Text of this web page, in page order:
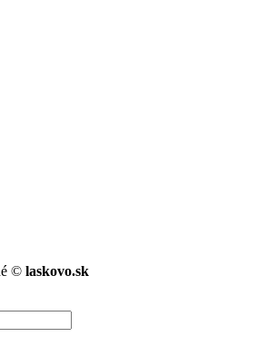
© laskovo.sk